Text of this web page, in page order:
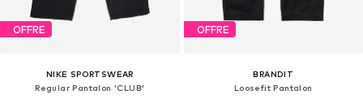
OFFRE
NIKE SPORTSWEAR
Regular Pantalon 'CLUB'
OFFRE
BRANDIT
Loosefit Pantalon